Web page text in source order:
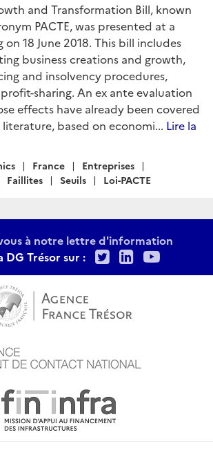
and Transformation Bill, known
PACTE, was presented at a
18 June 2018. This bill includes
business creations and growth,
and insolvency procedures,
sharing. An ex ante evaluation
effects have already been covered
based on economi... Lire la
France
Entreprises
Faillites Seuils Loi-PACTE
à notre lettre d'information
DG Trésor sur :
TwitterLinkedIn